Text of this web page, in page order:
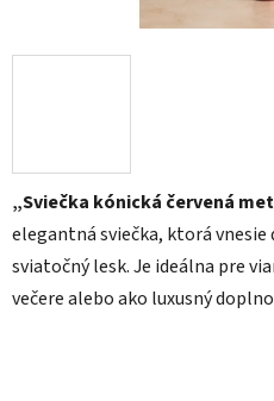
„Sviečka kónická červená
elegantná sviečka, ktorá
sviatočný lesk. Je ideálna pre
večere alebo ako luxusný